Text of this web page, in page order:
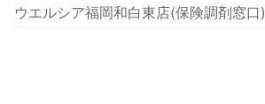
ウエルシア福岡和白東店(保険調剤窓口)